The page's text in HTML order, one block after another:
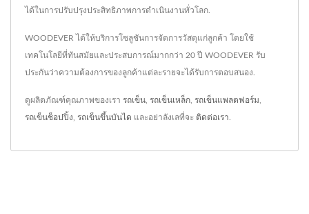
ได้ในการปรับปรุงประสิทธิภาพการดำเนินงานทั่วโลก.
WOODEVER ได้ให้บริการโซลูชันการจัดการวัสดุแก่ลูกค้า โดยใช้
เทคโนโลยีที่ทันสมัยและประสบการณ์มากกว่า 20 ปี WOODEVER รับ
ประกันว่าความต้องการของลูกค้าแต่ละรายจะได้รับการตอบสนอง.
ดูผลิตภัณฑ์คุณภาพของเรา รถเข็น รถเข็นเหล็ก รถเข็นแพลตฟอร์ม
รถเข็นช็อปปิ้ง รถเข็นขึ้นบันได และอย่าลังเลที่จะ ติดต่อเรา